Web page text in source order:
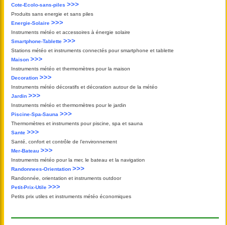
Cote-Ecolo-sans-piles >>>
Produits sans energie et sans piles
Energie-Solaire >>>
Instruments météo et accessoires à énergie solaire
Smartphone-Tablette >>>
Stations météo et instruments connectés pour smartphone et tablette
Maison >>>
Instruments météo et thermomètres pour la maison
Decoration >>>
Instruments météo décoratifs et décoration autour de la météo
Jardin >>>
Instruments météo et thermomètres pour le jardin
Piscine-Spa-Sauna >>>
Thermomètres et instruments pour piscine, spa et sauna
Sante >>>
Santé, confort et contrôle de l’environnement
Mer-Bateau >>>
Instruments météo pour la mer, le bateau et la navigation
Randonnees-Orientation >>>
Randonnée, orientation et instruments outdoor
Petit-Prix-Utile >>>
Petits prix utiles et instruments météo économiques